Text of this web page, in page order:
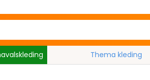
Thema kleding